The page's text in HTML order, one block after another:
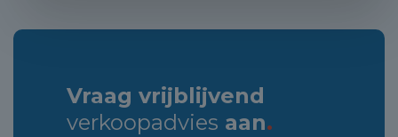
Vraag vrijblijvend
verkoopadvies aan.